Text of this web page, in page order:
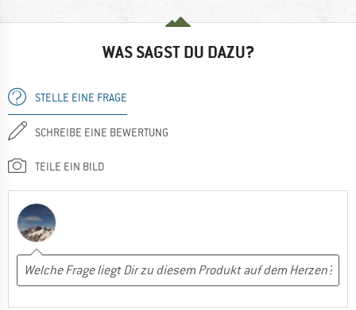
WAS SAGST DU DAZU?
STELLE EINE FRAGE
SCHREIBE EINE BEWERTUNG
TEILE EIN BILD